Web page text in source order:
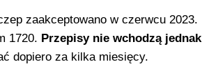
zaakceptowano w czerwcu 2023.
1720. Przepisy nie wchodzą jednak
dopiero za kilka miesięcy.